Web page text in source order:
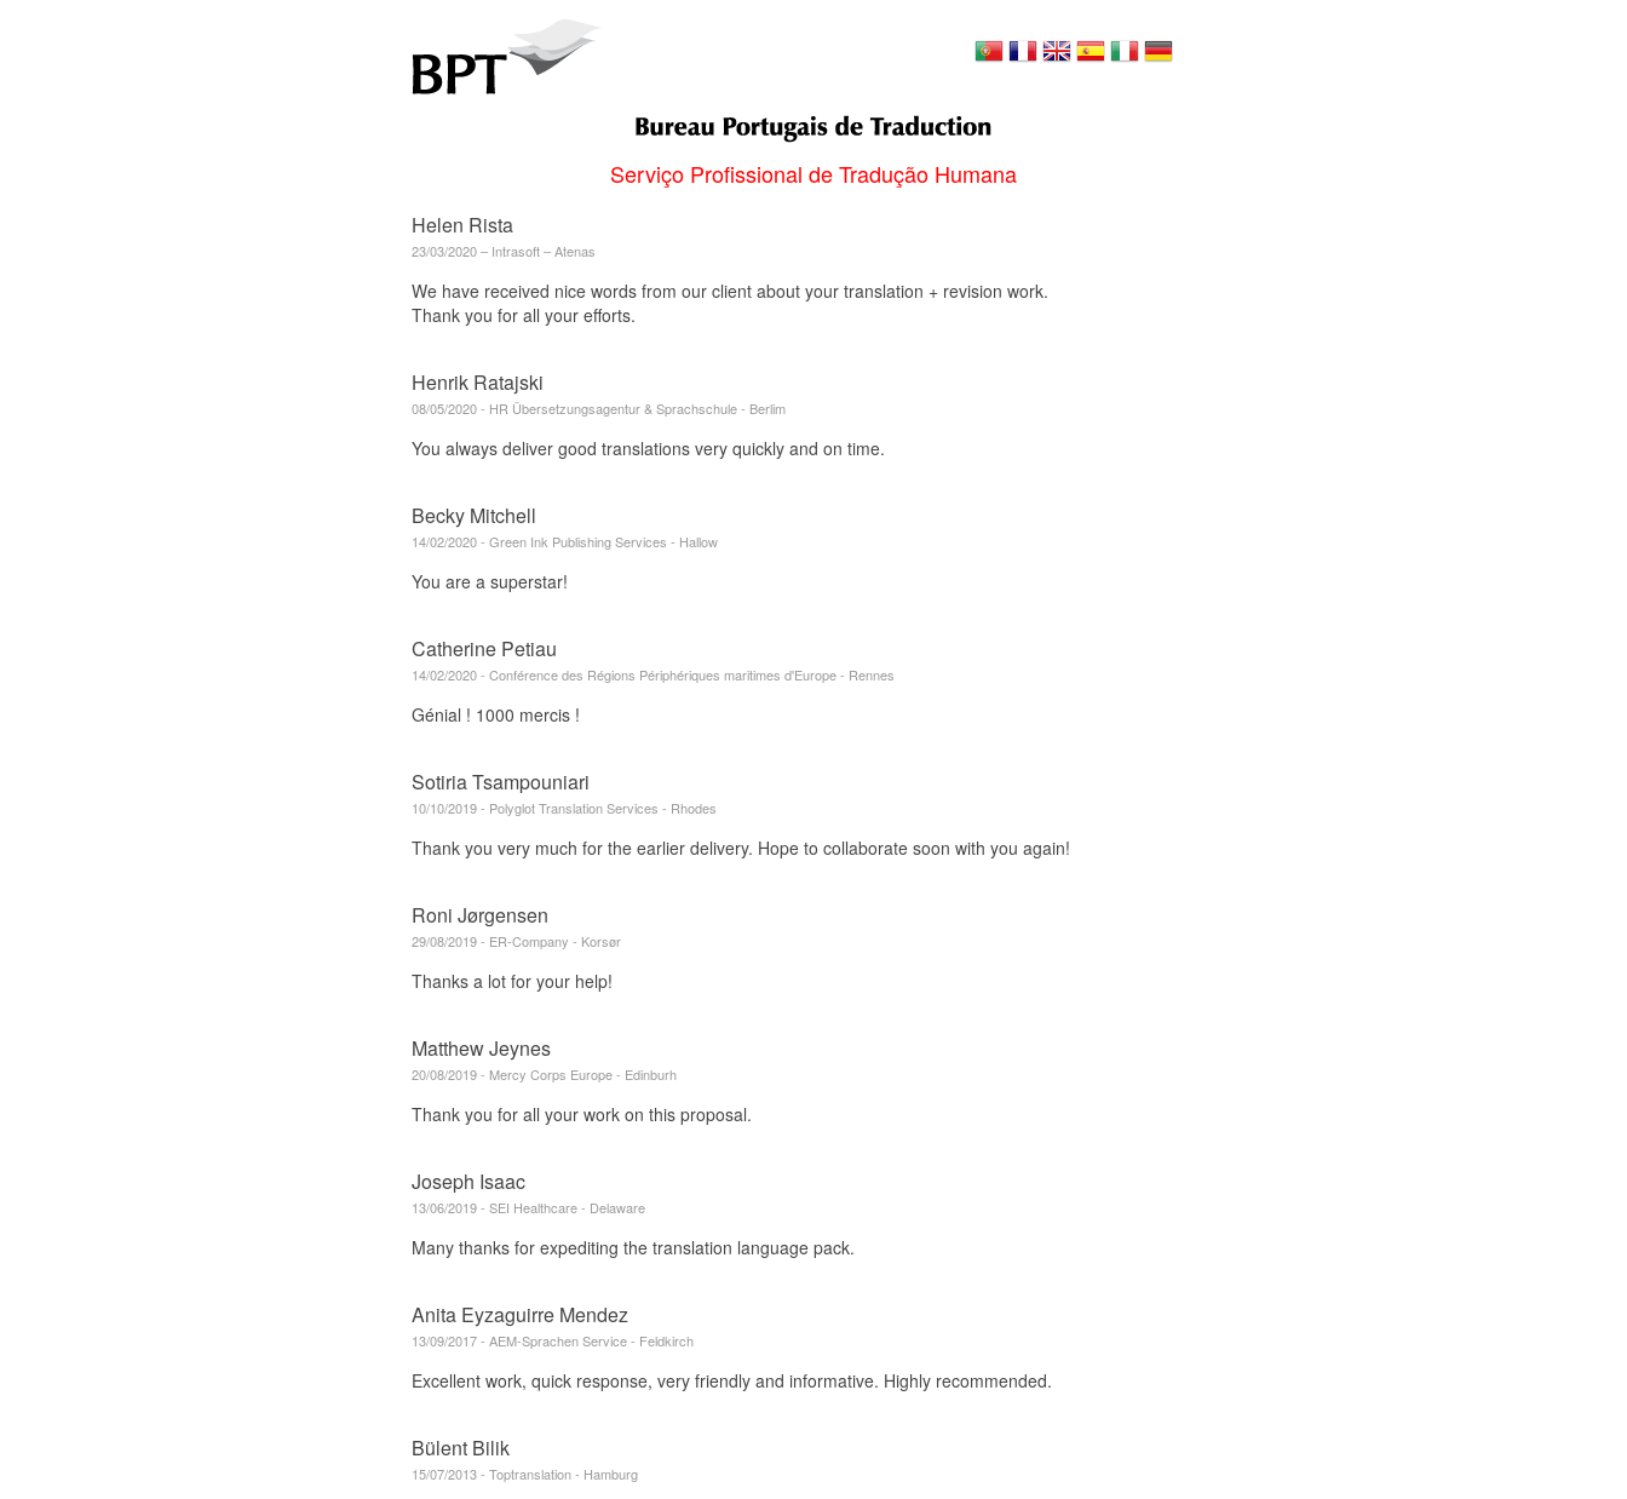
Serviço Profissional de Tradução Humana
Helen Rista
23/03/2020 ‒ Intrasoft ‒ Atenas
We have received nice words from our client about your translation + revision work.
Thank you for all your efforts.
Henrik Ratajski
08/05/2020 - HR Übersetzungsagentur & Sprachschule - Berlim
You always deliver good translations very quickly and on time.
Becky Mitchell
14/02/2020 - Green Ink Publishing Services - Hallow
You are a superstar!
Catherine Petiau
14/02/2020 - Conférence des Régions Périphériques maritimes d'Europe - Rennes
Génial ! 1000 mercis !
Sotiria Tsampouniari
10/10/2019 - Polyglot Translation Services - Rhodes
Thank you very much for the earlier delivery. Hope to collaborate soon with you again!
Roni Jørgensen
29/08/2019 - ER-Company - Korsør
Thanks a lot for your help!
Matthew Jeynes
20/08/2019 - Mercy Corps Europe - Edinburh
Thank you for all your work on this proposal.
Joseph Isaac
13/06/2019 - SEI Healthcare - Delaware
Many thanks for expediting the translation language pack.
Anita Eyzaguirre Mendez
13/09/2017 - AEM-Sprachen Service - Feldkirch
Excellent work, quick response, very friendly and informative. Highly recommended.
Bülent Bilik
15/07/2013 - Toptranslation - Hamburg